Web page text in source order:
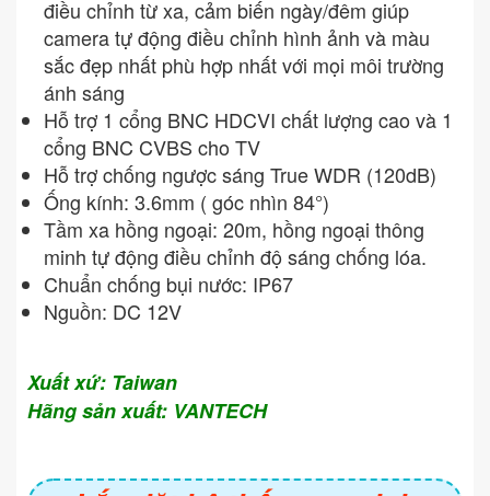
điều chỉnh từ xa, cảm biến ngày/đêm giúp
camera tự động điều chỉnh hình ảnh và màu
sắc đẹp nhất phù hợp nhất với mọi môi trường
ánh sáng
Hỗ trợ 1 cổng BNC HDCVI chất lượng cao và 1
cổng BNC CVBS cho TV
Hỗ trợ chống ngược sáng True WDR (120dB)
Ống kính: 3.6mm ( góc nhìn 84°)
Tầm xa hồng ngoại: 20m, hồng ngoại thông
minh tự động điều chỉnh độ sáng chống lóa.
Chuẩn chống bụi nước: IP67
Nguồn: DC 12V
Xuất xứ: Taiwan
Hãng sản xuất: VANTECH